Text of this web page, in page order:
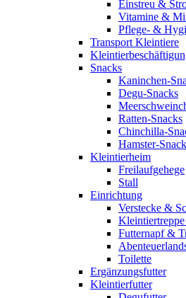
Einstreu &
Vitamine &
Pflege- &
Transport Kleintiere
Snacks
Kaninchen-
Degu-Snacks
Ratten-Snacks
Chinchilla-
Hamster-
Kleintierheim
Freilaufgehege
Stall
Einrichtung
Verstecke &
Futternapf &
Toilette
Ergänzungsfutter
Kleintierfutter